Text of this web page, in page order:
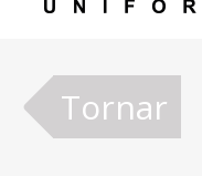
Tornar